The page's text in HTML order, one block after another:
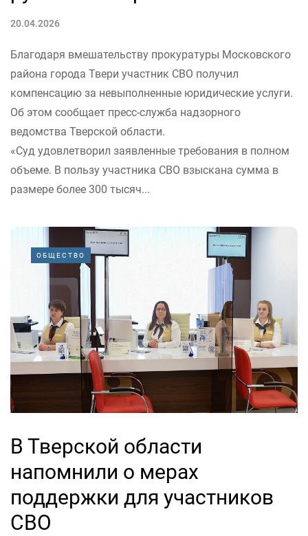
20.04.2026
Благодаря вмешательству прокуратуры Московского
района города Твери участник СВО получил
компенсацию за невыполненные юридические услуги.
Об этом сообщает пресс-служба надзорного
ведомства Тверской области.
«Суд удовлетворил заявленные требования в полном
объеме. В пользу участника СВО взыскана сумма в
размере более 300 тысяч...
ОБЩЕСТВО
В Тверской области
напомнили о мерах
поддержки для участников
СВО